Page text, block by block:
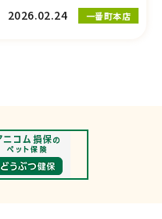
2026.02.24
一番町本店